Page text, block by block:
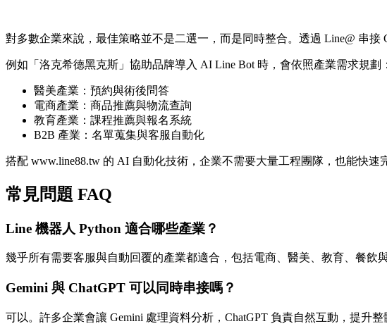
對多數企業來說，最佳策略並不是二選一，而是同時整合。透過 Line@ 串接
例如「洛克希德黑克斯」協助品牌導入 AI Line Bot 時，會依照產業需求規劃：
醫美產業：預約與術後問答
電商產業：商品推薦與物流查詢
教育產業：課程推薦與報名系統
B2B 產業：名單蒐集與客服自動化
搭配 www.line88.tw 的 AI 自動化技術，企業不需要大量工程團隊，也能快速
常見問題 FAQ
Line 機器人 Python 適合哪些產業？
幾乎所有需要客服與自動回覆的產業都適合，包括電商、醫美、教育、餐飲與
Gemini 與 ChatGPT 可以同時串接嗎？
可以。許多企業會讓 Gemini 處理資料分析，ChatGPT 負責自然互動，提升整